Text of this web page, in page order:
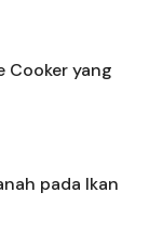
Cooker yang
pada Ikan